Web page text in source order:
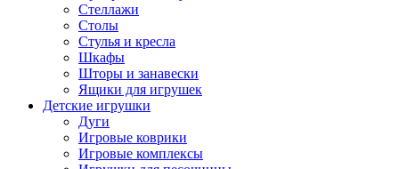
Стеллажи
Столы
Стулья и кресла
Шкафы
Шторы и занавески
Ящики для игрушек
Детские игрушки
Дуги
Игровые коврики
Игровые комплексы